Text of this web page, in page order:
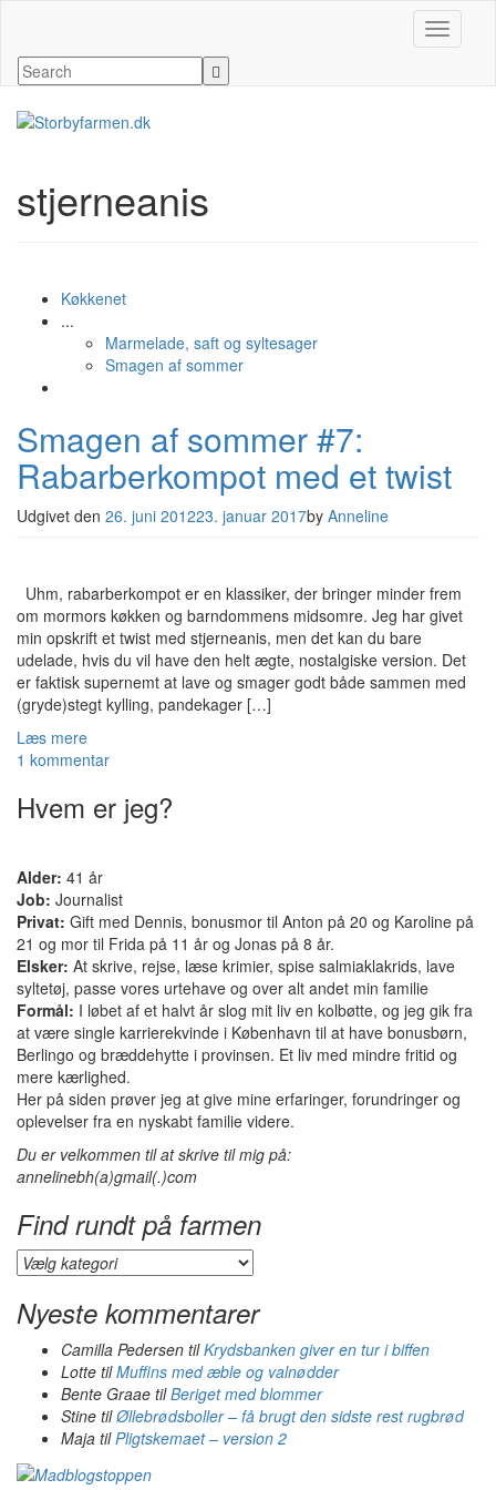
Slå
stjerneanis
Køkkenet
...
Marmelade, saft og syltesager
Smagen af sommer
Smagen af sommer #7:
Rabarberkompot med et twist
Udgivet den 26. juni 201223. januar 2017by Anneline
Uhm, rabarberkompot er en klassiker, der bringer minder frem
om mormors køkken og barndommens midsomre. Jeg har givet
min opskrift et twist med stjerneanis, men det kan du bare
udelade, hvis du vil have den helt ægte, nostalgiske version. Det
er faktisk supernemt at lave og smager godt både sammen med
(gryde)stegt kylling, pandekager […]
Læs mere
1 kommentar
Hvem er jeg?
Alder: 41 år
Job: Journalist
Privat: Gift med Dennis, bonusmor til Anton på 20 og Karoline på
21 og mor til Frida på 11 år og Jonas på 8 år.
Elsker: At skrive, rejse, læse krimier, spise salmiaklakrids, lave
syltetøj, passe vores urtehave og over alt andet min familie
Formål: I løbet af et halvt år slog mit liv en kolbøtte, og jeg gik fra
at være single karrierekvinde i København til at have bonusbørn,
Berlingo og bræddehytte i provinsen. Et liv med mindre fritid og
mere kærlighed.
Her på siden prøver jeg at give mine erfaringer, forundringer og
oplevelser fra en nyskabt familie videre.
Du er velkommen til at skrive til mig på:
annelinebh(a)gmail(.)com
Find rundt på farmen
Find
rundt
på
farmen
Nyeste kommentarer
Camilla Pedersen tilKrydsbanken giver en tur i biffen
Lotte tilMuffins med æble og valnødder
Bente Graae tilBeriget med blommer
Stine tilØllebrødsboller – få brugt den sidste rest rugbrød
Maja tilPligtskemaet – version 2